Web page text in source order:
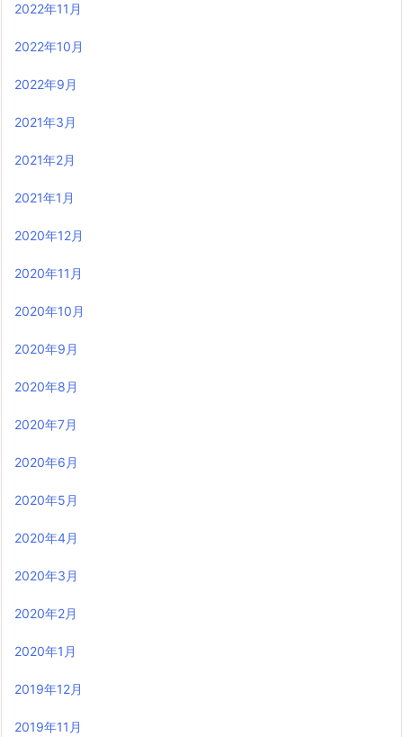
2022年11月
2022年10月
2022年9月
2021年3月
2021年2月
2021年1月
2020年12月
2020年11月
2020年10月
2020年9月
2020年8月
2020年7月
2020年6月
2020年5月
2020年4月
2020年3月
2020年2月
2020年1月
2019年12月
2019年11月